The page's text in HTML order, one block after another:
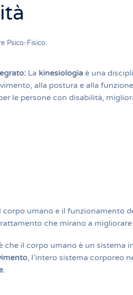
Psico-Fisico.
La kinesiologia è una
alla postura e alla
le persone con disabilità,
umano e il funzionamento
che mirano a
che il corpo umano è un sistema
, l’intero sistema corporeo
.